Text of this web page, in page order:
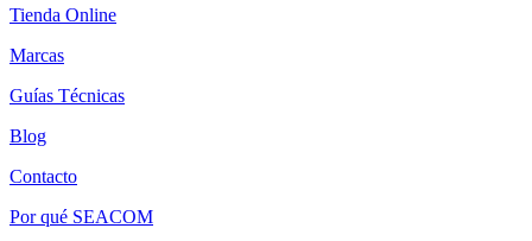
Tienda Online
Marcas
Guías Técnicas
Blog
Contacto
Por qué SEACOM